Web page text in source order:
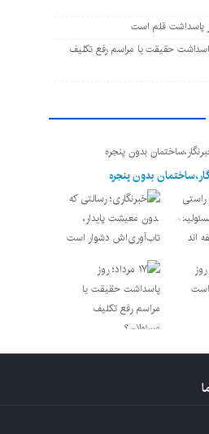
پاسداشت قلم است
پاسداشت حقیقت یا مراسم رفع تکلیف
بدون پنجره